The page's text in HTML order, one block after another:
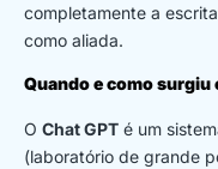
completamente a
como aliada.
Quando e como surgiu
O Chat GPT é um
(laboratório de grande